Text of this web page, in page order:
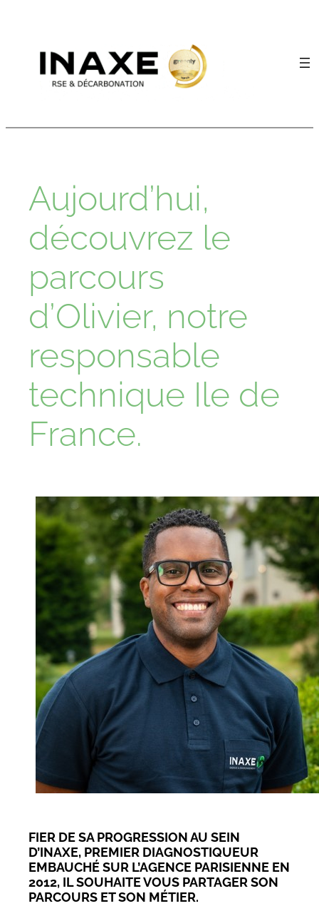
contenu
Aujourd’hui,
découvrez le
parcours
d’Olivier, notre
responsable
technique Ile de
France.
FIER DE SA PROGRESSION AU SEIN
D’INAXE, PREMIER DIAGNOSTIQUEUR
EMBAUCHÉ SUR L’AGENCE PARISIENNE EN
2012, IL SOUHAITE VOUS PARTAGER SON
PARCOURS ET SON MÉTIER.